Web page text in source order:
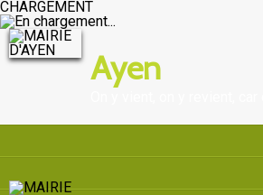
CHARGEMENT
Ayen